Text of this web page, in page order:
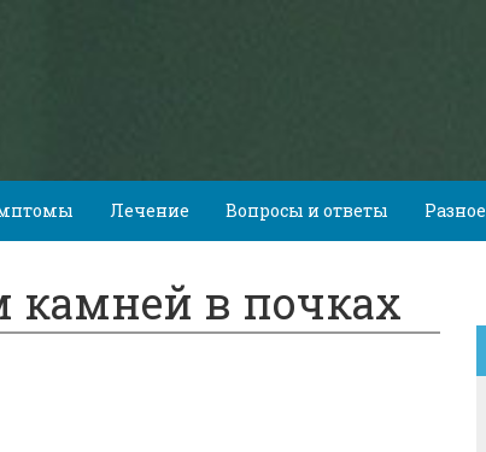
Лечение Вопросы и ответы Разное
камней в почках